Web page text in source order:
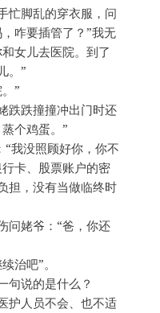
忙脚乱的穿衣服，问
咋要插管了？”我无
女儿去医院。到了
。”
”
跌跌撞撞冲出门时还
个鸡蛋。”
我没照顾好你，你不
卡、股票账户的密
担，没有当做临终时
问姥爷：“爸，你还
治吧”。
句说的是什么？
护人员不会、也不适